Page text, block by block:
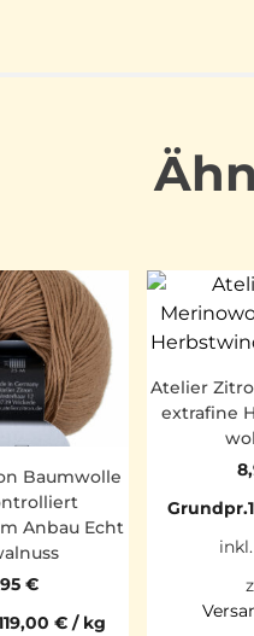
Baumwolle
Anbau Echt
€
€ / kg
Atelier
extrafine
Grundpr.